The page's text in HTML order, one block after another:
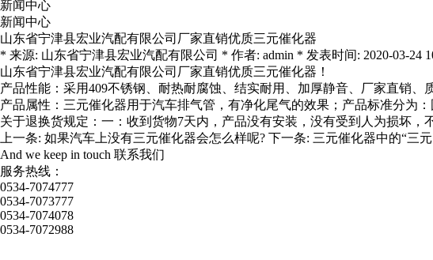
新闻中心
新闻中心
山东省宁津县宏业汽配有限公司厂家直销优质三元催化器
* 来源: 山东省宁津县宏业汽配有限公司 * 作者: admin * 发表时间: 2020-03-24
山东省宁津县宏业汽配有限公司厂家直销优质三元催化器！
产品性能：采用409不锈钢、耐热耐腐蚀、结实耐用、加厚静音、厂家直销
产品属性：三元催化器用于汽车排气管，有净化尾气的效果；产品标准分为
关于退换货规定：一：收到货物7天内，产品没有安装，没有受到人为损坏，
上一条: 如果汽车上没有三元催化器会怎么样呢? 下一条: 三元催化器中的“三
And we keep in touch 联系我们
服务热线：
0534-7074777
0534-7073777
0534-7074078
0534-7072988